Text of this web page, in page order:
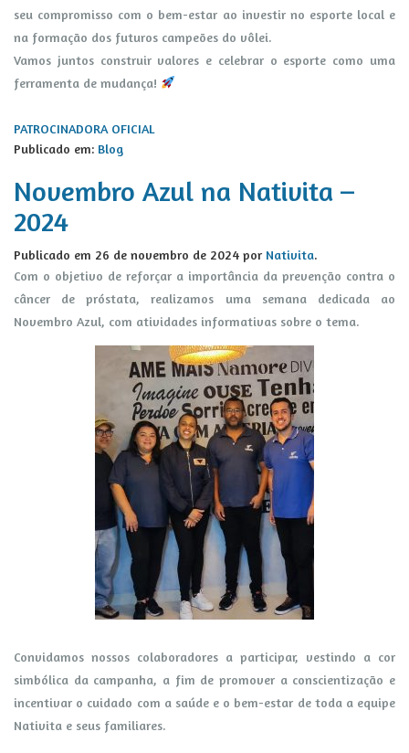
seu compromisso com o bem-estar ao investir no esporte local e
na formação dos futuros campeões do vôlei.
Vamos juntos construir valores e celebrar o esporte como uma
ferramenta de mudança!
PATROCINADORA OFICIAL
Publicado em: Blog
Novembro Azul na Nativita –
2024
Publicado em 26 de novembro de 2024 por Nativita.
Com o objetivo de reforçar a importância da prevenção contra o
câncer de próstata, realizamos uma semana dedicada ao
Novembro Azul, com atividades informativas sobre o tema.
Convidamos nossos colaboradores a participar, vestindo a cor
simbólica da campanha, a fim de promover a conscientização e
incentivar o cuidado com a saúde e o bem-estar de toda a equipe
Nativita e seus familiares.